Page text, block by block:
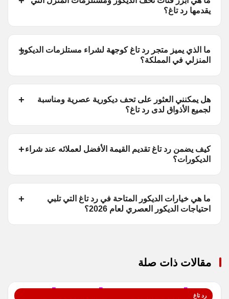
يقدمها رد تاغ؟
ما الذي يميز متجر رد تاغ كوجهة لشراء مستلزمات الديكور
المنزلي في المملكة؟
هل يمكنني العثور على تحف ديكورية عصرية ومناسبة
لجميع الأذواق لدى رد تاغ؟
كيف يضمن رد تاغ تقديم القيمة الأفضل لعملائه عند شراء
الديكورات؟
ما هي خيارات الديكور المتاحة في رد تاغ التي تلبي
احتياجات الديكور العصري لعام 2026؟
مقالات ذات صلة
رد تاغ